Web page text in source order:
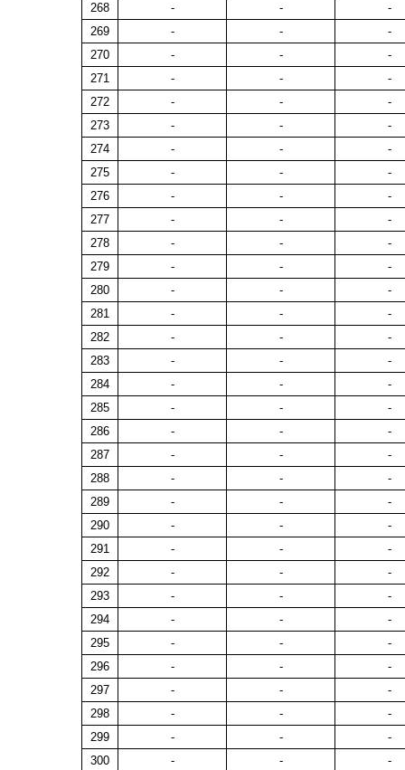
268
- -
-
269
- -
-
270
- -
-
271
- -
-
272
- -
-
273
- -
-
274
- -
-
275
- -
-
276
- -
-
277
- -
-
278
- -
-
279
- -
-
280
- -
-
281
- -
-
282
- -
-
283
- -
-
284
- -
-
285
- -
-
286
- -
-
287
- -
-
288
- -
-
289
- -
-
290
- -
-
291
- -
-
292
- -
-
293
- -
-
294
- -
-
295
- -
-
296
- -
-
297
- -
-
298
- -
-
299
- -
-
300
- -
-